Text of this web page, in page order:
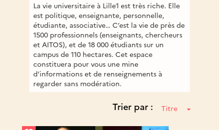
La vie universitaire à Lille1 est très riche. Elle
est politique, enseignante, personnelle,
étudiante, associative… C’est la vie de près de
1500 professionnels (enseignants, chercheurs
et AITOS), et de 18 000 étudiants sur un
campus de 110 hectares. Cet espace
constituera pour vous une mine
d’informations et de renseignements à
regarder sans modération.
Trier par : Titre